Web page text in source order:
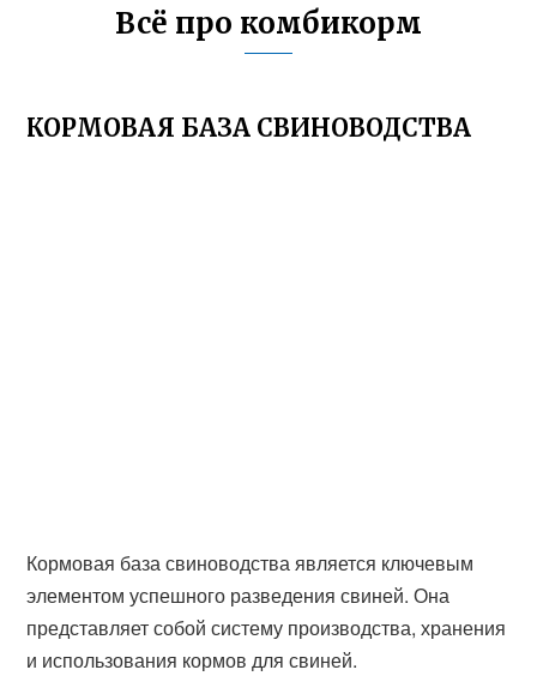
Всё про комбикорм
КОРМОВАЯ БАЗА СВИНОВОДСТВА
Кормовая база свиноводства является ключевым
элементом успешного разведения свиней. Она
представляет собой систему производства, хранения
и использования кормов для свиней.